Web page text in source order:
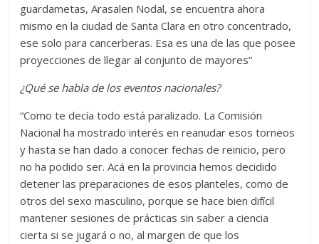
guardametas, Arasalen Nodal, se encuentra ahora
mismo en la ciudad de Santa Clara en otro concentrado,
ese solo para cancerberas. Esa es una de las que posee
proyecciones de llegar al conjunto de mayores”
¿Qué se habla de los eventos nacionales?
“Como te decía todo está paralizado. La Comisión
Nacional ha mostrado interés en reanudar esos torneos
y hasta se han dado a conocer fechas de reinicio, pero
no ha podido ser. Acá en la provincia hemos decidido
detener las preparaciones de esos planteles, como de
otros del sexo masculino, porque se hace bien difícil
mantener sesiones de prácticas sin saber a ciencia
cierta si se jugará o no, al margen de que los